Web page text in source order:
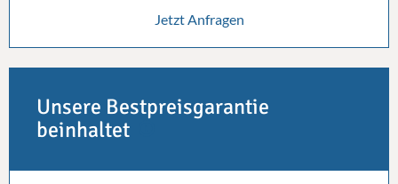
Jetzt Anfragen
Unsere Bestpreisgarantie
beinhaltet